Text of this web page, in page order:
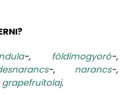
-, földimogyoró-,
-, narancs-,
grapefruitolaj.